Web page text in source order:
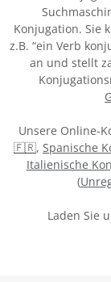
Konjugation. Sie
z.B. “ein Verb
an und stellt
Unsere Online-
🇫🇷, Spanische
Italienische
(
Laden Sie